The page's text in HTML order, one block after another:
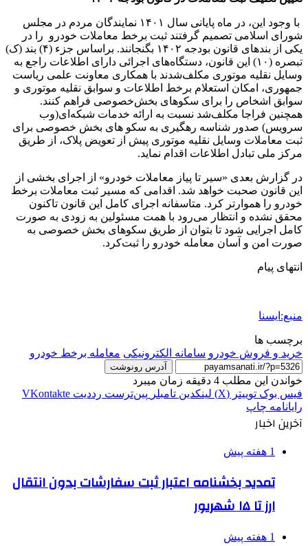
با وجود این، در ماه پایانی سال ۱۴۰۱ نمایندگان مردم در مجلس
شورای اسلامی تصمیم گرفتند ثبت برخط معاملات خودرو را در
یکی از بندهای قانون بودجه ۱۴۰۲ بگنجانند. براساس جزء (۴) بند (ک)
تبصره (۱۰) این قانون، دستگاه‌های اجرائی دارای اطلاعات راجع به
وسایل نقلیه موتوری مکلف‌شدند با همکاری معاونت علمی ریاست
جمهوری، امکان استعلام برخط اطلاعات و سوابق نقلیه موتوری و
سوابق اشخاص را برای سکوهای بخش‌خصوصی فراهم کنند.
همچنین فراجا مکلف‌شد نسبت به ارائه خدمات شبکه‌ای(وب
سرویس) صدور شناسه رهگیری به سکو های بخش خصوصی برای
ثبت معاملات وسایل نقلیه موتوری پیش از تعویض پلاک، از طریق
مرکز ملی تبادل اطلاعات اقدام نماید.
در گزارش بعدی «سیر تا پیاز معاملات خودرو» از اجرای بخشی از
این قانون صحبت خواهد شد. اقدامی که مسیر ثبت معاملات برخط
خودرو را هموارتر کرد. متاسفانه اجرای کامل این قانون تاکنون
محقق نشده و انتظار می‌رود با همت مسئولین به زودی به صورت
کامل اجرایی شود تا بتوان از طریق سکوهای بخش خصوصی به
صورت امن و آسان معامله خودرو را ثبت‌کرد.
انتهای پیام
منبع:ایسنا
برچسب ها
خرید و فروش خودرو سامانه الکترونیکی معامله برخط خودرو
آدرس رونوشت
خواندن این مطلب 4 دقیقه زمان میبرد
فیس بوک توییتر (X) لینکدین ‫تامبلر ‫پین‌ترست ‫رددیت ‫VKontakte
رایانامه چاپ
آخرین اخبار
1 هفته پیش
تمدید بخشنامه اعتبار ثبت سفارشات بدون انتقال
ارز تا ۱۵ شهریور
1 هفته پیش